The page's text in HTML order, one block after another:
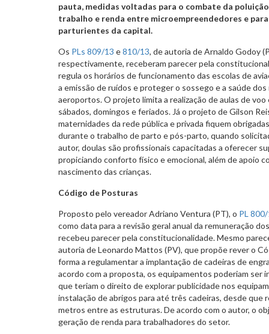
pauta, medidas voltadas para o combate da
trabalho e renda entre microempreendedores e
parturientes da capital.
Os PLs 809/13 e810/13, de autoria de Arnaldo Godoy
respectivamente, receberam parecer pela
regula os horários de funcionamento das escolas de
a emissão de ruídos e proteger o sossego e a saúde
aeroportos. O projeto limita a realização de aulas de
sábados, domingos e feriados. Já o projeto de Gilson
maternidades da rede pública e privada fiquem
durante o trabalho de parto e pós-parto, quando
autor, doulas são profissionais capacitadas a oferecer
propiciando conforto físico e emocional, além de apoio
nascimento das crianças.
Código de Posturas
Proposto pelo vereador Adriano Ventura (PT), o PL
como data para a revisão geral anual da remuneração
recebeu parecer pela constitucionalidade. Mesmo
autoria de Leonardo Mattos (PV), que propõe rever o
forma a regulamentar a implantação de cadeiras de
acordo com a proposta, os equipamentos poderiam ser
que teriam o direito de explorar publicidade nos
instalação de abrigos para até três cadeiras, desde que
metros entre as estruturas. De acordo com o autor, o
geração de renda para trabalhadores do setor.